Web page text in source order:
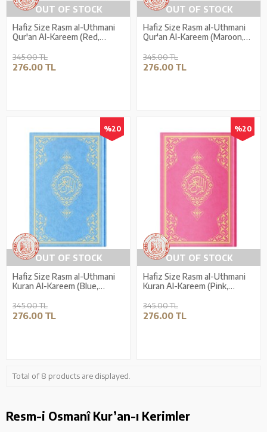
OUT OF STOCK
Hafiz Size Rasm al-Uthmani
Qur'an Al-Kareem (Red,
345.00 TL
276.00 TL
OUT OF STOCK
Hafiz Size Rasm al-Uthmani
Qur'an Al-Kareem (Maroon,
345.00 TL
276.00 TL
%20
OUT OF STOCK
Hafiz Size Rasm al-Uthmani
Kuran Al-Kareem (Blue,
345.00 TL
276.00 TL
%20
OUT OF STOCK
Hafiz Size Rasm al-Uthmani
Kuran Al-Kareem (Pink,
345.00 TL
276.00 TL
Total of 8 products are displayed.
Resm-i Osmanî Kur’an-ı Kerimler